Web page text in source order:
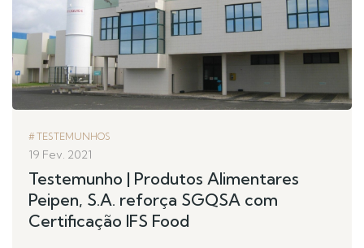
TESTEMUNHOS
19 Fev. 2021
Testemunho | Produtos Alimentares
Peipen, S.A. reforça SGQSA com
Certificação IFS Food